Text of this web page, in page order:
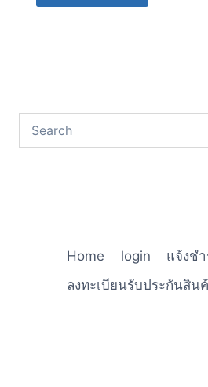
Home login แจ้งชำ
ลงทะเบียนรับประกันสิน